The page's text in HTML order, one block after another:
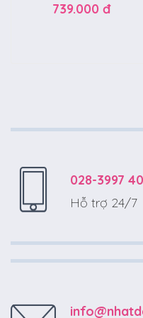
739.000 đ
028-3997
Hỗ trợ 24/7